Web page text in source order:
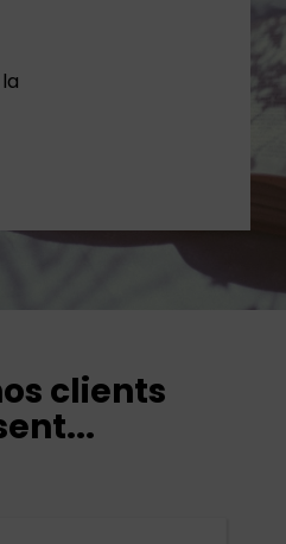
clients